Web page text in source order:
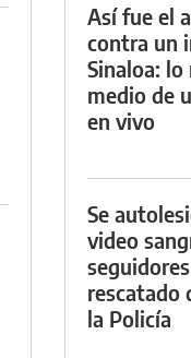
Así fue el
contra un
Sinaloa:
medio de
en vivo
Se
video
rescatado
la Policía